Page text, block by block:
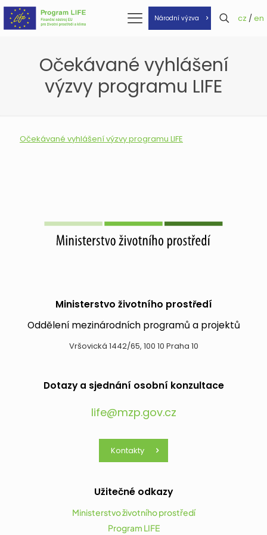
Národní výzva cz / en
Očekávané vyhlášení
výzvy programu LIFE
Očekávané vyhlášení výzvy programu LIFE
Ministerstvo životního prostředí
Oddělení mezinárodních programů a projektů
Vršovická 1442/65, 100 10 Praha 10
Dotazy a sjednání osobní konzultace
life@mzp.gov.cz
Kontakty
Užitečné odkazy
Ministerstvo životního prostředí
Program LIFE